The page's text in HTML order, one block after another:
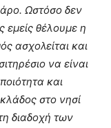
Ωστόσο δεν
θέλουμε η
ασχολείται και
να είναι
και
στο νησί
διαδοχή των